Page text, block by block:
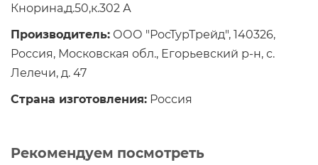
Кнорина,д.50,к.302 А
Производитель: ООО "РосТурТрейд", 140326,
Россия, Московская обл., Егорьевский р-н, с.
Лелечи, д. 47
Страна изготовления: Россия
Рекомендуем посмотреть